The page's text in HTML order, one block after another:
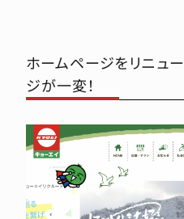
ホームページをリニュ
ジが一変！